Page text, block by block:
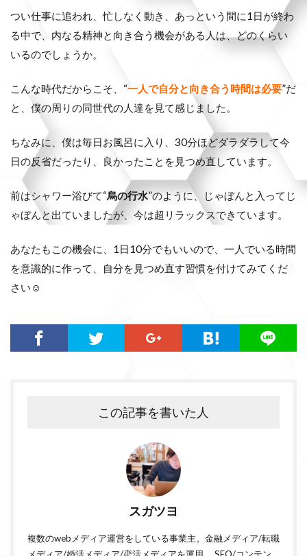
つい仕事に追われ、忙しなく動き、あっという間に1日が終わ
る中で、内なる精神と向き合う機会がある人は、どのくらい
いるのでしょうか。
こんな時代だからこそ、“一人で自分と向き合う時間は必要”だ
と、僕の周りの同世代の人達を見て感じました。
ちなみに、僕は毎日お風呂に入り、30分ほどダラダラして今
日の反省だったり、良かったことを見つめ直しています。
前はシャワー浴びて“烏の行水”のように、じゃぼんと入ってじ
ゃぼんと出ていましたが、今は超リラックスできています。
あなたもこの機会に、1日10分でもいいので、一人でいる時間
を意識的に作って、自分を見つめ直す習慣を付けてみてくだ
さい☺️
この記事を書いた人
スガツヨ
複数のwebメディア運営をしている事業主。金融メディア/転職
メディア/婚活メディア/恋活メディアを運用。 SEO/コンテン